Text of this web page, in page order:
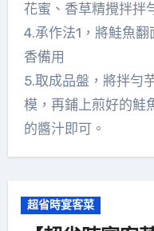
花蜜、香草精攪拌拌
4.承作法1，將鮭魚
香備用
5.取成品盤，將拌勻
模，再鋪上煎好的鮭
的醬汁即可。
超省時宴客菜